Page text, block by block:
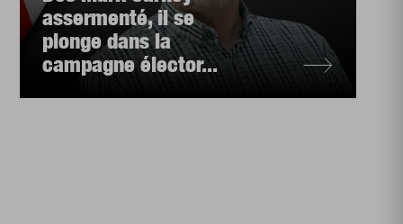
assermenté, il se
plonge dans la
campagne élector...